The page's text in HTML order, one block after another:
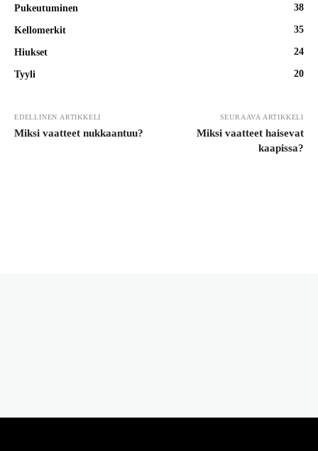
Pukeutuminen 38
Kellomerkit 35
Hiukset 24
Tyyli 20
EDELLINEN ARTIKKELI
Miksi vaatteet nukkaantuu?
SEURAAVA ARTIKKELI
Miksi vaatteet haisevat
kaapissa?